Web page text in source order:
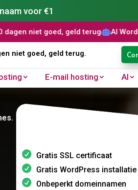
voor €1
geld terugAI WordPress
niet goed, geld terug.
E-mail hosting AI
Gratis SSL certificaat
Gratis WordPress installatie
Onbeperkt domeinnamen